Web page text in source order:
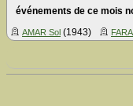
événements de ce mois
AMAR Sol (1943)